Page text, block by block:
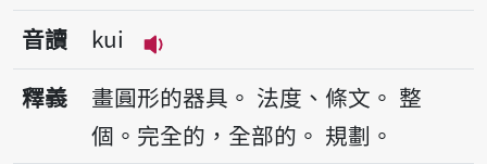
音讀
kui
播放音讀kui
釋義 畫圓形的器具。 法度、條文。 整
個。完全的，全部的。 規劃。